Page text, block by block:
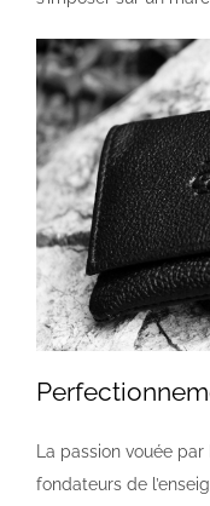
La passion vouée
fondateurs de